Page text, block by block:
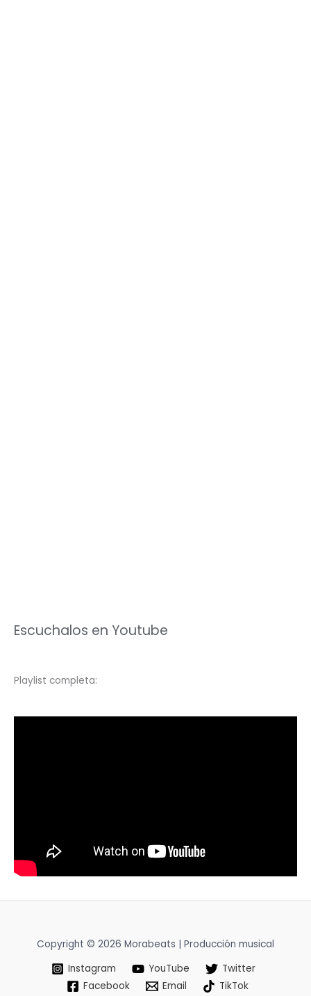
Escuchalos en Youtube
Playlist completa:
Copyright © 2026 Morabeats | Producción musical
Instagram
YouTube
Twitter
Facebook
Email TikTok